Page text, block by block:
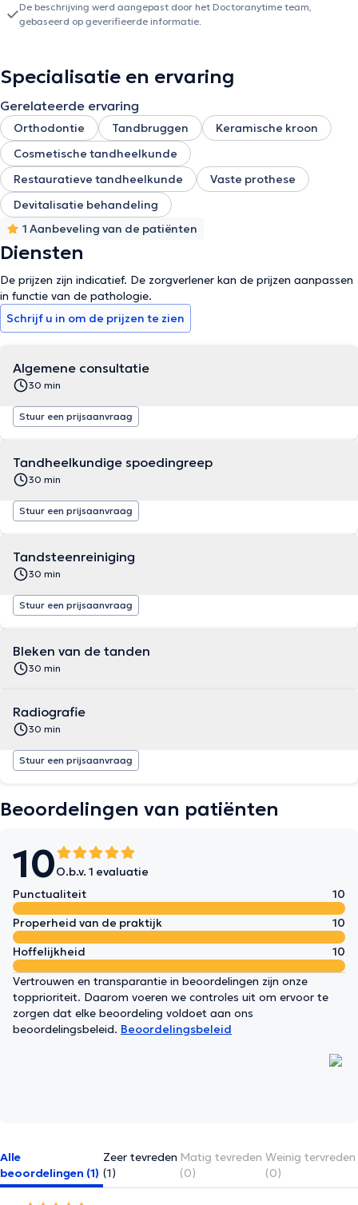
De beschrijving werd aangepast door het Doctoranytime team,
gebaseerd op geverifieerde informatie.
Specialisatie en ervaring
Gerelateerde ervaring
Orthodontie Tandbruggen
Keramische kroon
Cosmetische tandheelkunde
Restauratieve tandheelkunde
Vaste prothese
Devitalisatie behandeling
1 Aanbeveling van de patiënten
Diensten
De prijzen zijn indicatief. De zorgverlener kan de prijzen aanpassen
in functie van de pathologie.
Schrijf u in om de prijzen te zien
Algemene consultatie
30 min
Stuur een prijsaanvraag
Tandheelkundige spoedingreep
30 min
Stuur een prijsaanvraag
Tandsteenreiniging
30 min
Stuur een prijsaanvraag
Bleken van de tanden
30 min
Radiografie
30 min
Stuur een prijsaanvraag
Beoordelingen van patiënten
10O.b.v. 1 evaluatie
Punctualiteit
10
Properheid van de praktijk
10
Hoffelijkheid
10
Vertrouwen en transparantie in beoordelingen zijn onze
topprioriteit. Daarom voeren we controles uit om ervoor te
zorgen dat elke beoordeling voldoet aan ons
beoordelingsbeleid. Beoordelingsbeleid
Alle
beoordelingen (1)
Zeer tevreden
(1)
Matig tevreden
(0)
Weinig tervreden
(0)